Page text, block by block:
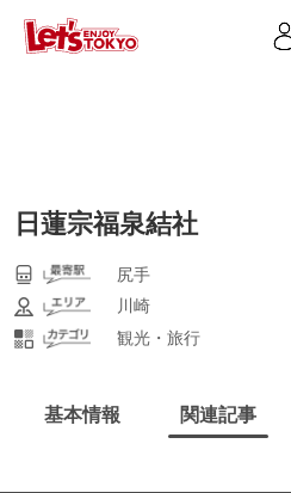
日蓮宗福泉結社
尻手
川崎
観光・旅行
基本情報 関連記事